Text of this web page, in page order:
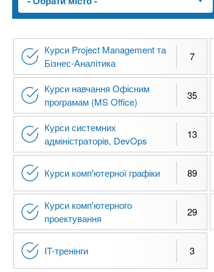
n
t
s
.
i
n
f
o
и
х
з
к
а
в
Курси Project Management та
Бізнес-Аналітика
7
Курси навчання Офісним
програмам (MS Office)
35
Курси системних
адміністраторів, DevOps
13
Курси комп'ютерної графіки 89
Курси комп'ютерного
проектування
29
IT-тренінги 3